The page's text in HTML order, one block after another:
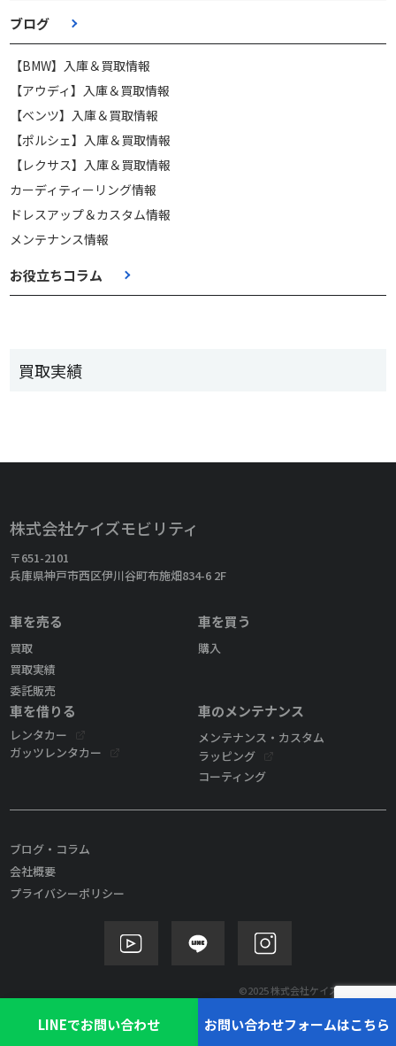
LINEでお問い合わせ お問い合わせフォームはこちら
ブログ
【BMW】入庫＆買取情報
【アウディ】入庫＆買取情報
【ベンツ】入庫＆買取情報
【ポルシェ】入庫＆買取情報
【レクサス】入庫＆買取情報
カーディティーリング情報
ドレスアップ＆カスタム情報
メンテナンス情報
お役立ちコラム
買取実績
株式会社ケイズモビリティ
〒651-2101
兵庫県神戸市西区伊川谷町布施畑834-6 2F
車を売る
買取
買取実績
委託販売
車を買う
購入
車を借りる
レンタカー
ガッツレンタカー
車のメンテナンス
メンテナンス・カスタム
ラッピング
コーティング
ブログ・コラム
会社概要
プライバシーポリシー
©2025 株式会社ケイズモビリティ